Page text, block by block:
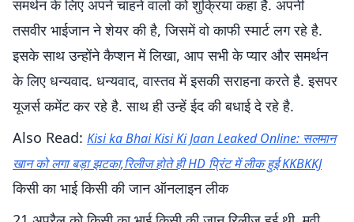
समर्थन के लिए अपने चाहने वालों को शुक्रिया कहा है. अपनी
तसवीर भाईजान ने शेयर की है, जिसमें वो काफी स्मार्ट लग रहे है.
इसके साथ उन्होंने कैप्शन में लिखा, आप सभी के प्यार और समर्थन
के लिए धन्यवाद. धन्यवाद, वास्तव में इसकी सराहना करते है. इसपर
यूजर्स कमेंट कर रहे है. साथ ही उन्हें ईद की बधाई दे रहे है.
Also Read: Kisi ka Bhai Kisi Ki Jaan Leaked Online: सलमान
खान को लगा बड़ा झटका,रिलीज होते ही HD प्रिंट में लीक हुई KKBKKJ
किसी का भाई किसी की जान ऑनलाइन लीक